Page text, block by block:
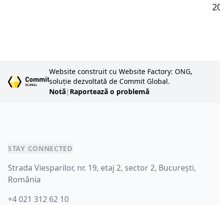
Website construit cu Website Factory: ONG,
soluție dezvoltată de Commit Global.
Notă| Raportează o problemă
STAY CONNECTED
Strada Viesparilor, nr. 19, etaj 2, sector 2, București,
România
+4 021 312 62 10